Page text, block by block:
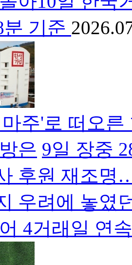
기준
주'로 떠오
은 9일 장중
후원 재조명
우려에 놓였
4거래일 연